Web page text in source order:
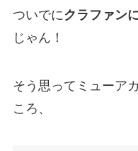
ついでにクラファン
じゃん！
そう思ってミューア
ころ、